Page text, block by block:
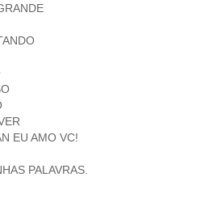
EU AMO VC!
PALAVRAS.